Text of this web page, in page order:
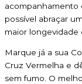
acompanhamento
possível abraçar
maior longevidade
Marque já a sua
Cruz Vermelha e
sem fumo. O